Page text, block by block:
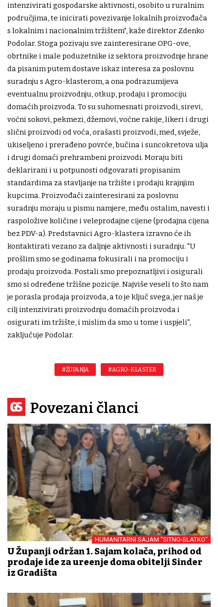
intenzivirati gospodarske aktivnosti, osobito u ruralnim
područjima, te inicirati povezivanje lokalnih proizvođača
s lokalnim i nacionalnim tržištem", kaže direktor Zdenko
Podolar. Stoga pozivaju sve zainteresirane OPG-ove,
obrtnike i male poduzetnike iz sektora proizvodnje hrane
da pisanim putem dostave iskaz interesa za poslovnu
suradnju s Agro-klasterom, a ona podrazumijeva
eventualnu proizvodnju, otkup, prodaju i promociju
domaćih proizvoda. To su suhomesnati proizvodi, sirevi,
voćni sokovi, pekmezi, džemovi, voćne rakije, likeri i drugi
slični proizvodi od voća, orašasti proizvodi, med, svježe,
ukiseljeno i prerađeno povrće, bučina i suncokretova ulja
i drugi domaći prehrambeni proizvodi. Moraju biti
deklarirani i u potpunosti odgovarati propisanim
standardima za stavljanje na tržište i prodaju krajnjim
kupcima. Proizvođači zainteresirani za poslovnu
suradnju moraju u pismu namjere, među ostalim, navesti i
raspoložive količine i veleprodajne cijene (prodajna cijena
bez PDV-a). Predstavnici Agro-klastera izravno će ih
kontaktirati vezano za daljnje aktivnosti i suradnju. "U
prošlim smo se godinama fokusirali i na promociju i
prodaju proizvoda. Postali smo prepoznatljivi i osigurali
smo si određene tržišne pozicije. Najviše veseli to što nam
je porasla prodaja proizvoda, a to je ključ svega, jer naš je
cilj intenzivirati proizvodnju domaćih proizvoda i
osigurati im tržište, i mislim da smo u tome i uspjeli",
zaključuje Podolar.
#ŽUPANJA #AGRO-KLASTER
Povezani članci
HUMANITARNI SAJAM "SITNO-SLATKO"
U Županji održan 1. Sajam kolača, prihod od
prodaje ide za uređenje doma obitelji Sinder
iz Gradišta